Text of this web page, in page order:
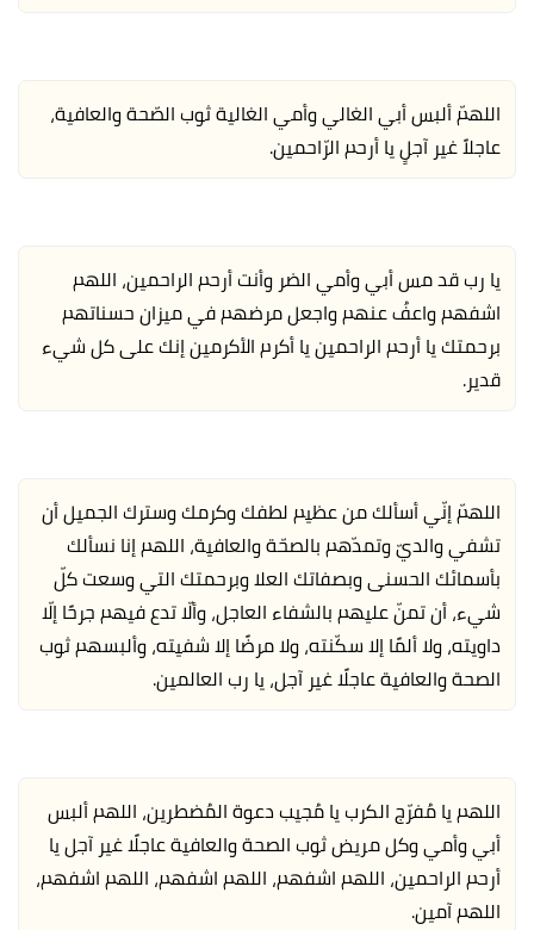
اللهمّ ألبس أبي الغالي وأمي الغالية ثوب الصّحة والعافية،
عاجلاً غير آجلٍ يا أرحم الرّاحمين.
يا رب قد مس أبي وأمي الضر وأنت أرحم الراحمين، اللهم
اشفهم واعفُ عنهم واجعل مرضهم في ميزان حسناتهم
برحمتك يا أرحم الراحمين يا أكرم الأكرمين إنك على كل شيء
قدير.
اللهمّ إنّي أسألك من عظيم لطفك وكرمك وسترك الجميل أن
تشفي والديّ وتمدّهم بالصحّة والعافية، اللهم إنا نسألك
بأسمائك الحسنى وبصفاتك العلا وبرحمتك التي وسعت كلّ
شيء، أن تمنّ عليهم بالشفاء العاجل، وألّا تدع فيهم جرحًا إلّا
داويته، ولا ألمًا إلا سكّنته، ولا مرضًا إلا شفيته، وألبسهم ثوب
الصحة والعافية عاجلًا غير آجل، يا رب العالمين.
اللهم يا مُفرّج الكرب يا مُجيب دعوة المُضطرين، اللهم ألبس
أبي وأمي وكل مريض ثوب الصحة والعافية عاجلًا غير آجل يا
أرحم الراحمين، اللهم اشفهم، اللهم اشفهم، اللهم اشفهم،
اللهم آمين.